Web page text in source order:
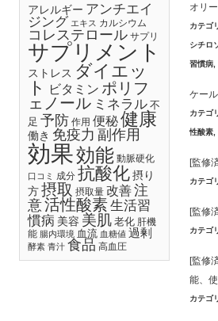
アレルギー アンチエイ
ジング エキス カルシウム
コレステロール サプリ
サプリメント
ストレス ダイエッ
ト
ビタミン ポリフ
ェノール ミネラル 不
足 予防 作用 便秘健康
働き 免疫力 副作用
効果効能 動脈硬化
口コミ 成分 抗酸化 摂り
方 摂取 摂取量 改善注
意活性酸素生活習
慣病 美容 美肌 老化 肝機
能 腸内環境 血流 血糖値 過剰
酵素 青汁 食品 高血圧
オリ
カテゴ
シチロ
習慣病
ケー
カテゴ
性酸素
[監修
カテゴ
[監修
カテゴ
[監修
能、
カテゴ